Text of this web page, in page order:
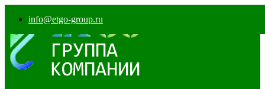
info@etgo-group.ru